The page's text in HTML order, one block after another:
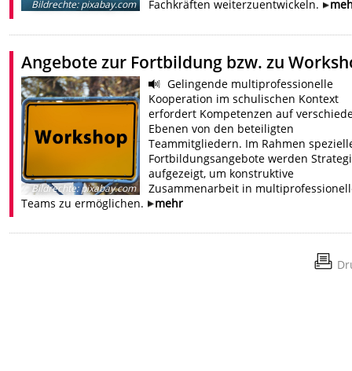
Bildrechte:pixabay.com
Fachkräften weiterzuentwickeln.
Angebote zur Fortbildung bzw. zu
Bildrechte:pixabay.com
Gelingende multiprofessionelle
Kooperation im schulischen Kontext
erfordert Kompetenzen auf
Ebenen von den beteiligten
Teammitgliedern. Im Rahmen
Fortbildungsangebote werden
aufgezeigt, um konstruktive
Zusammenarbeit in
Teams zu ermöglichen.
mehr